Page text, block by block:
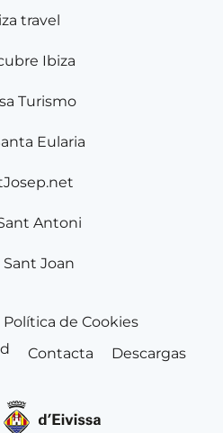
travel
Ibiza
Turismo
Eularia
Antoni
Joan
Política de Cookies
Contacta Descargas